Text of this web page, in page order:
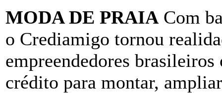
MODA DE PRAIA Com
o Crediamigo tornou
empreendedores
crédito para montar,